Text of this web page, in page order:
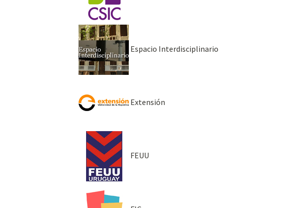
Espacio Interdisciplinario
Extensión
FEUU